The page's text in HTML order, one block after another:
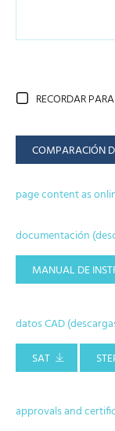
RECORDAR
COMPARACIÓN
page content as
documentación
MANUAL DE
datos CAD
SAT
approvals and